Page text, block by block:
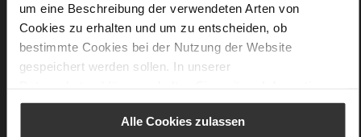
um eine Beschreibung der verwendeten Arten von
Cookies zu erhalten und um zu entscheiden, ob
bestimmte Cookies bei der Nutzung der Website
gespeichert werden sollen. In unserer
Alle Cookies zulassen